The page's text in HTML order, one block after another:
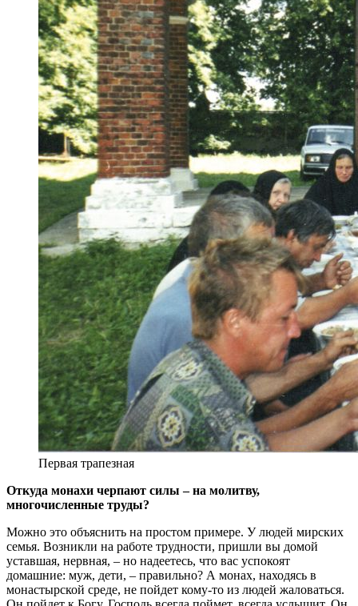
Первая трапезная
Откуда монахи черпают силы – на молитву,
многочисленные труды?
Можно это объяснить на простом примере. У людей мирских
семья. Возникли на работе трудности, пришли вы домой
уставшая, нервная, – но надеетесь, что вас успокоят
домашние: муж, дети, – правильно? А монах, находясь в
монастырской среде, не пойдет кому-­то из людей жаловаться.